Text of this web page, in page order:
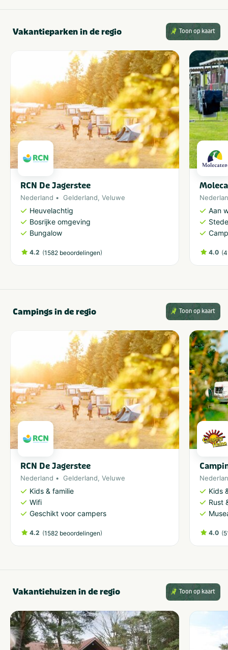
Vakantieparken in de regio Toon op kaart
RCN De Jagerstee
Nederland Gelderland, Veluwe
Heuvelachtig
Bosrijke omgeving
Bungalow
4.2 (1582 beoordelingen)
Aan
4.0 (
Campings in de regio Toon op kaart
RCN De Jagerstee
Nederland Gelderland, Veluwe
Kids & familie
Wifi
Geschikt voor campers
4.2 (1582 beoordelingen)
Kids
Rust
4.0 (
Vakantiehuizen in de regio Toon op kaart